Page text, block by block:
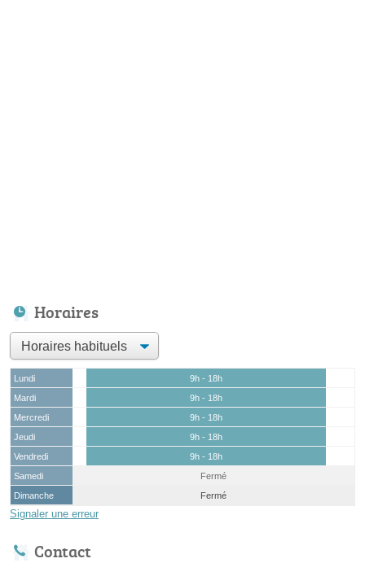
Horaires
Lundi
9h - 18h
Mardi
9h - 18h
Mercredi
9h - 18h
Jeudi
9h - 18h
Vendredi
9h - 18h
Samedi
Fermé
Dimanche
Fermé
Signaler une erreur
Contact